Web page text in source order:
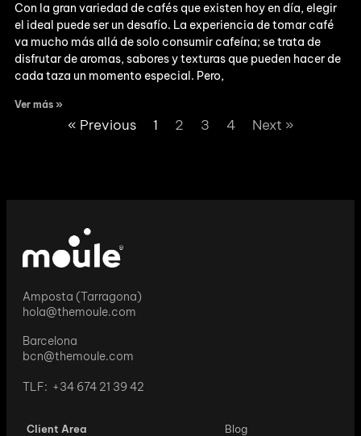
Con la gran variedad de cafés que existen hoy en día, elegir
el ideal puede ser un desafío. La experiencia de tomar café
va mucho más allá de solo consumir cafeína; se trata de
disfrutar de aromas, sabores y texturas que pueden hacer de
cada taza un momento especial. Pero,
Ver más »
« Previous 1 2 3 4 Next »
Amposta (Tarragona)
hola@themoule.com
Barcelona
bcn@themoule.com
TLF: +34 674 21 39 42
Client Area Blog